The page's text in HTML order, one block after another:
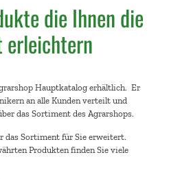
die Ihnen die
Hauptkatalog erhältlich. Er
an alle Kunden verteilt und
das Sortiment des Agrarshops.
das Sortiment für Sie erweitert.
Produkten finden Sie viele